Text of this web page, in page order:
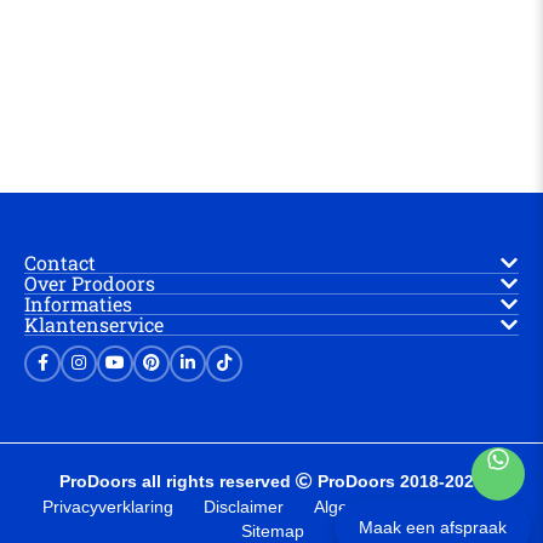
Contact
Over Prodoors
Informaties
Klantenservice
ProDoors all rights reserved
ProDoors 2018-2025
Privacyverklaring
Disclaimer
Algemene voorwaarden
Sitemap
Maak een afspraak